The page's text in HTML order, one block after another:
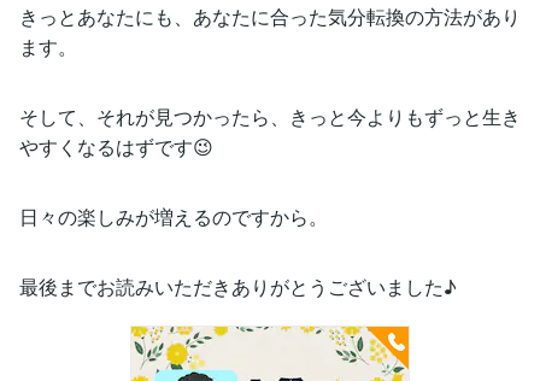
きっとあなたにも、あなたに合った気分転換の方法があり
ます。
そして、それが見つかったら、きっと今よりもずっと生き
やすくなるはずです😉
日々の楽しみが増えるのですから。
最後までお読みいただきありがとうございました♪